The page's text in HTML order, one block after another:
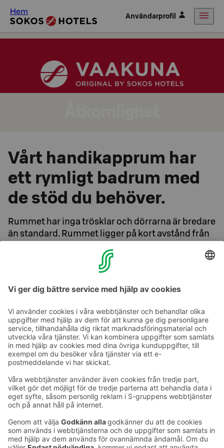
Hem Användarprofil
Vårt handikapprum har
ett rymligt badrum med
de stöd du behöver.
Rummet har inga trösklar och dörrarna är bredare
än standard. Rummet ligger på kort avstånd från
Rummet är av Superior-klass, men om du behöver det
priset av ett rum av Standard-klass.
Ta kontakt
Kontaktuppgifter till hotellen
Kontaktuppgifter till kundservice›
Feedback
Ge feedback
Prenumerera på vårt
nyhetsbrev
Du får Sokos Hotellens senaste